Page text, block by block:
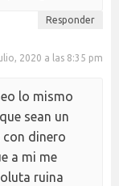
Responder
2020 a las 8:35 pm
lo mismo
sean un
con dinero
a mi me
ruina